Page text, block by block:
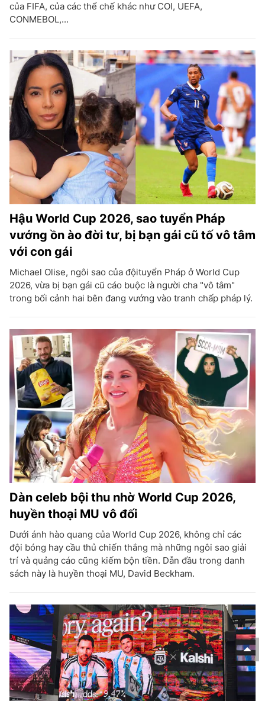
của FIFA, của các thể chế khác như COI, UEFA,
CONMEBOL,...
Hậu World Cup 2026, sao tuyển Pháp
vướng ồn ào đời tư, bị bạn gái cũ tố vô tâm
với con gái
Michael Olise, ngôi sao của độituyển Pháp ở World Cup
2026, vừa bị bạn gái cũ cáo buộc là người cha "vô tâm"
trong bối cảnh hai bên đang vướng vào tranh chấp pháp lý.
Dàn celeb bội thu nhờ World Cup 2026,
huyền thoại MU vô đối
Dưới ánh hào quang của World Cup 2026, không chỉ các
đội bóng hay cầu thủ chiến thắng mà những ngôi sao giải
trí và quảng cáo cũng kiếm bộn tiền. Dẫn đầu trong danh
sách này là huyền thoại MU, David Beckham.